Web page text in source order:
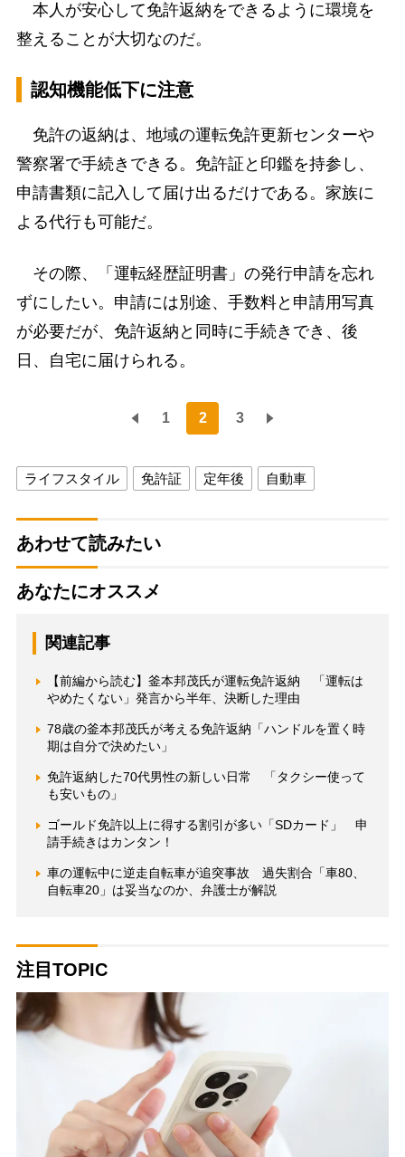
本人が安心して免許返納をできるように環境を
整えることが大切なのだ。
認知機能低下に注意
免許の返納は、地域の運転免許更新センターや
警察署で手続きできる。免許証と印鑑を持参し、
申請書類に記入して届け出るだけである。家族に
よる代行も可能だ。
その際、「運転経歴証明書」の発行申請を忘れ
ずにしたい。申請には別途、手数料と申請用写真
が必要だが、免許返納と同時に手続きでき、後
日、自宅に届けられる。
1 2 3
ライフスタイル 免許証 定年後 自動車
あわせて読みたい
あなたにオススメ
関連記事
【前編から読む】釜本邦茂氏が運転免許返納 「運転は
やめたくない」発言から半年、決断した理由
78歳の釜本邦茂氏が考える免許返納「ハンドルを置く時
期は自分で決めたい」
免許返納した70代男性の新しい日常 「タクシー使って
も安いもの」
ゴールド免許以上に得する割引が多い「SDカード」 申
請手続きはカンタン！
車の運転中に逆走自転車が追突事故 過失割合「車80、
自転車20」は妥当なのか、弁護士が解説
注目TOPIC